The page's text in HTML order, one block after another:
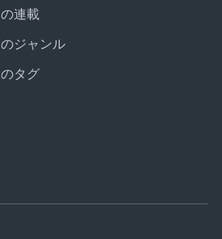
連載
ジャンル
タグ